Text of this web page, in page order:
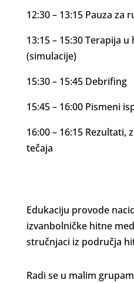
12:30 – 13:15 Pauza za
13:15 – 15:30 Terapija
(simulacije)
15:30 – 15:45 Debrifing
15:45 – 16:00 Pismeni
16:00 – 16:15
tečaja
Edukaciju provode
izvanbolničke hitne
stručnjaci iz područja
Radi se u malim